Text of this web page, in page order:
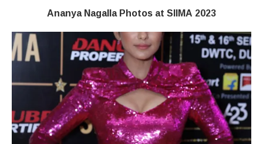
Ananya Nagalla Photos at SIIMA 2023